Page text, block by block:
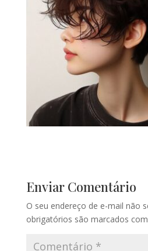
Enviar Comentário
O seu endereço de e-mail não
obrigatórios são marcados com